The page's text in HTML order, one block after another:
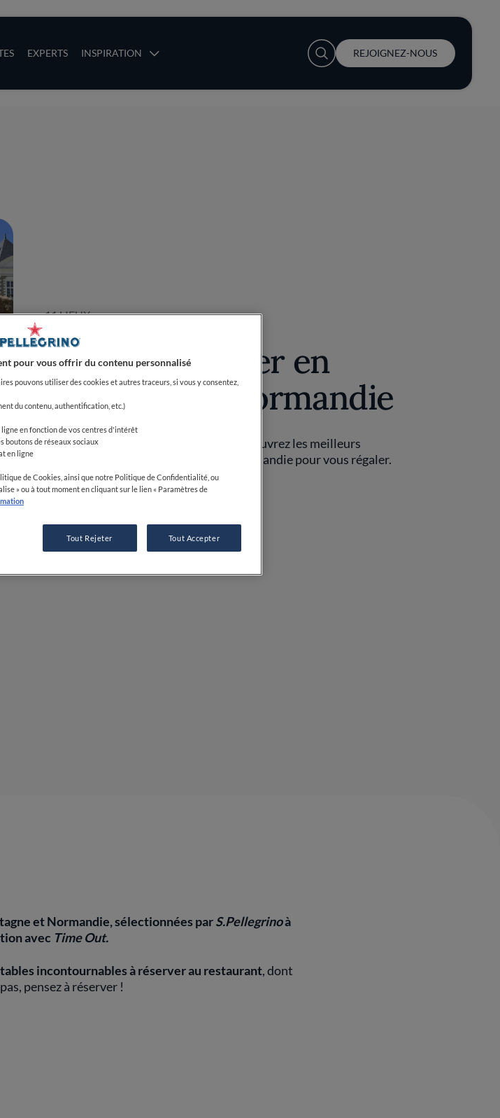
EXPERTS INSPIRATION
User account menu
REJOIGNEZ-NOUS
11 LIEUX
Table à réserver en
Bretagne et Normandie
Entre deux balades en bord de mer, découvrez les meilleurs
restaurants de la Bretagne et de la Normandie pour vous régaler.
et Normandie, sélectionnées parS.Pellegrinoà
avec Time Out.
incontournables à réserver au restaurant, dont
pensez à réserver !
pour vous offrir du contenu personnalisé
pouvons utiliser des cookies et autres traceurs, si vous y consentez,
du contenu, authentification, etc.)
en fonction de vos centres d'intérêt
boutons de réseaux sociaux
en ligne
de Cookies, ainsi que notre Politique de Confidentialité, ou
» ou à tout moment en cliquant sur le lien « Paramètres de
Tout Rejeter Tout Accepter